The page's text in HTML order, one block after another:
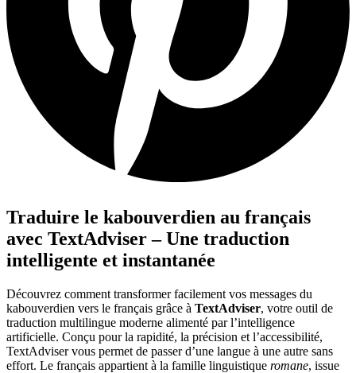
Traduire le kabouverdien au français
avec TextAdviser – Une traduction
intelligente et instantanée
Découvrez comment transformer facilement vos messages du
kabouverdien vers le français grâce à TextAdviser, votre outil de
traduction multilingue moderne alimenté par l’intelligence
artificielle. Conçu pour la rapidité, la précision et l’accessibilité,
TextAdviser vous permet de passer d’une langue à une autre sans
effort. Le français appartient à la famille linguistique romane, issue